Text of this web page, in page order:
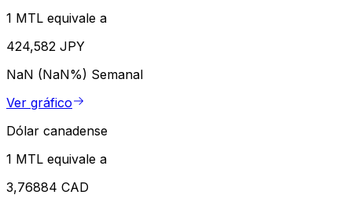
1 MTL equivale a
424,582 JPY
NaN (NaN%) Semanal
Ver gráfico
Dólar canadense
1 MTL equivale a
3,76884 CAD